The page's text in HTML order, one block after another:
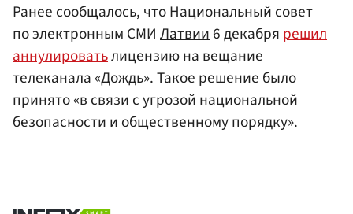
Ранее сообщалось, что Национальный совет
по электронным СМИ Латвии6 декабря решил
аннулироватьлицензию на вещание
телеканала «Дождь». Такое решение было
принято «в связи с угрозой национальной
безопасности и общественному порядку».